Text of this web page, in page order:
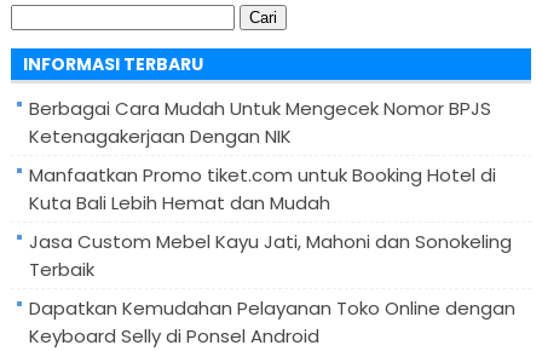
Cari
untuk:
INFORMASI TERBARU
Berbagai Cara Mudah Untuk Mengecek Nomor BPJS
Ketenagakerjaan Dengan NIK
Manfaatkan Promo tiket.com untuk Booking Hotel di
Kuta Bali Lebih Hemat dan Mudah
Jasa Custom Mebel Kayu Jati, Mahoni dan Sonokeling
Terbaik
Dapatkan Kemudahan Pelayanan Toko Online dengan
Keyboard Selly di Ponsel Android